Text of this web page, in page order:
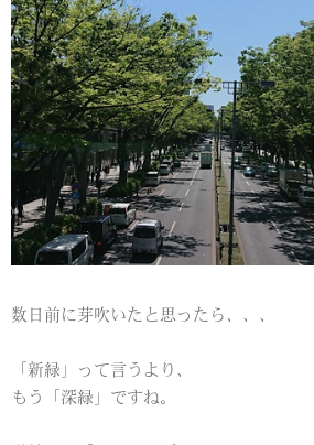
数日前に芽吹いたと思ったら、、、
「新緑」って言うより、
もう「深緑」ですね。